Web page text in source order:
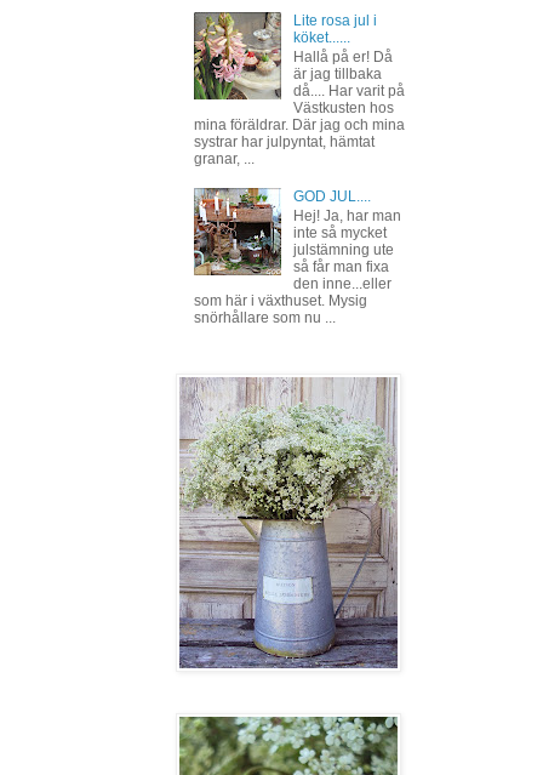
Lite rosa jul i
köket......
Hallå på er! Då
är jag tillbaka
då.... Har varit på
Västkusten hos
mina föräldrar. Där jag och mina
systrar har julpyntat, hämtat
granar, ...
GOD JUL....
Hej! Ja, har man
inte så mycket
julstämning ute
så får man fixa
den inne...eller
som här i växthuset. Mysig
snörhållare som nu ...